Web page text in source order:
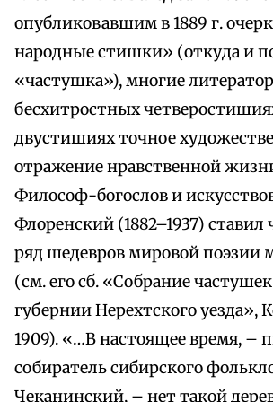
опубликовавшим в 1889 г.
народные стишки» (откуда и
«частушка»), многие
бесхитростных
двустишиях точное
отражение нравственной
Философ-богослов и
Флоренский (1882–1937)
ряд шедевров мировой поэзии
(см. его сб. «Собрание
губернии Нерехтского уезда»,
1909). «…В настоящее время, –
собиратель сибирского
Чеканинский, – нет такой